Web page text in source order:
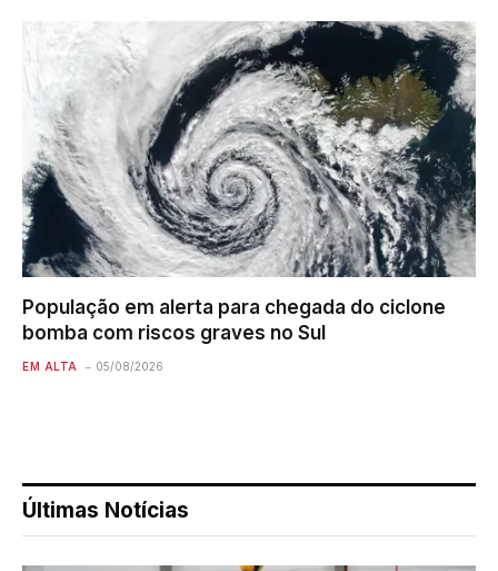
População em alerta para chegada do ciclone
bomba com riscos graves no Sul
EM ALTA 05/08/2026
Últimas Notícias